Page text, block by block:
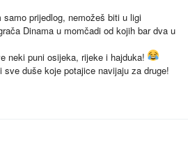
prijedlog, nemožeš biti u ligi
Dinama u momčadi od kojih bar dva u
neki puni osijeka, rijeke i hajduka!
duše koje potajice navijaju za druge!